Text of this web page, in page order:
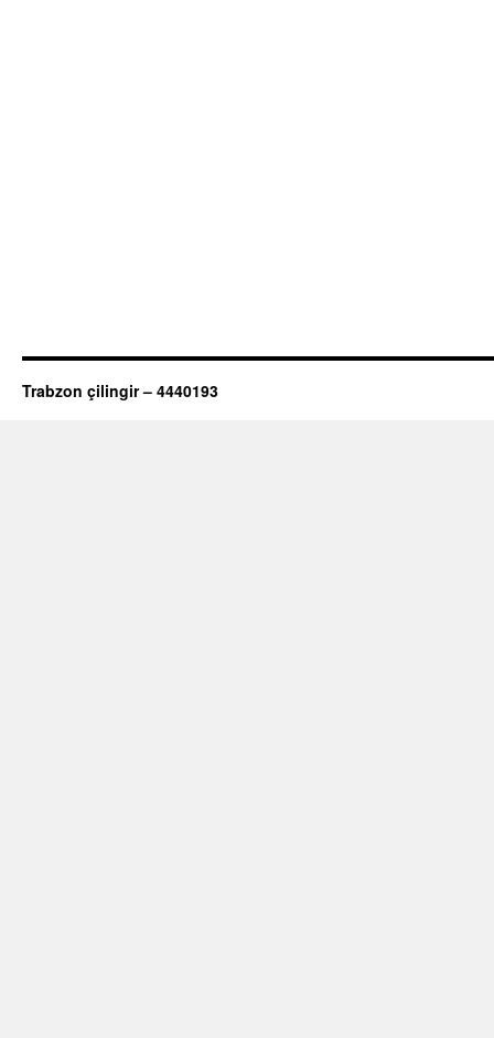
Trabzon çilingir – 4440193